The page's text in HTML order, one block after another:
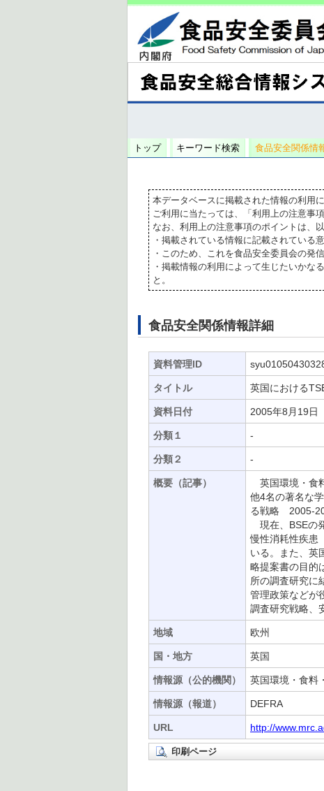
トップ キーワード検索 食品安全関係情
本データベースに掲載された情報の利用
ご利用に当たっては、「利用上の注意事
なお、利用上の注意事項のポイントは、
・掲載されている情報に記載されている
・このため、これを食品安全委員会の発
・掲載情報の利用によって生じたいかな
と。
食品安全関係情報詳細
資料管理ID
タイトル 英国における
資料日付 2005年8月19日
分類１ -
分類２ -
概要（記事）
英国環境・食
他4名の著名な
る戦略 2005-
現在、BSEの
慢性消耗性疾患
いる。また、英
略提案書の目的
所の調査研究に
管理政策などが
調査研究戦略、
地域 欧州
国・地方 英国
情報源（公的機関） 英国環境・食料
情報源（報道） DEFRA
URL http://
印刷ページ